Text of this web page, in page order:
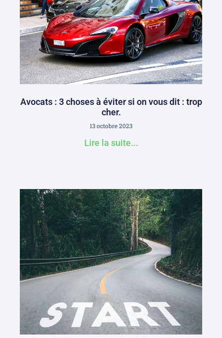
Avocats : 3 choses à éviter si on vous dit : trop
cher.
13 octobre 2023
Lire la suite...